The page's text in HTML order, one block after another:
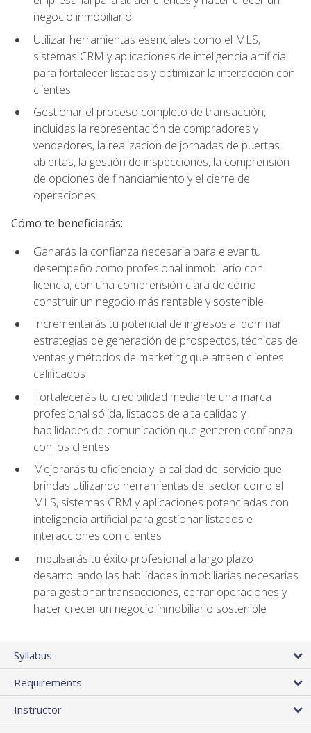
negocio inmobiliario
Utilizar herramientas esenciales como el MLS,
sistemas CRM y aplicaciones de inteligencia artificial
para fortalecer listados y optimizar la interacción con
clientes
Gestionar el proceso completo de transacción,
incluidas la representación de compradores y
vendedores, la realización de jornadas de puertas
abiertas, la gestión de inspecciones, la comprensión
de opciones de financiamiento y el cierre de
operaciones
Cómo te beneficiarás:
Ganarás la confianza necesaria para elevar tu
desempeño como profesional inmobiliario con
licencia, con una comprensión clara de cómo
construir un negocio más rentable y sostenible
Incrementarás tu potencial de ingresos al dominar
estrategias de generación de prospectos, técnicas de
ventas y métodos de marketing que atraen clientes
calificados
Fortalecerás tu credibilidad mediante una marca
profesional sólida, listados de alta calidad y
habilidades de comunicación que generen confianza
con los clientes
Mejorarás tu eficiencia y la calidad del servicio que
brindas utilizando herramientas del sector como el
MLS, sistemas CRM y aplicaciones potenciadas con
inteligencia artificial para gestionar listados e
interacciones con clientes
Impulsarás tu éxito profesional a largo plazo
desarrollando las habilidades inmobiliarias necesarias
para gestionar transacciones, cerrar operaciones y
hacer crecer un negocio inmobiliario sostenible
Syllabus
Requirements
Instructor